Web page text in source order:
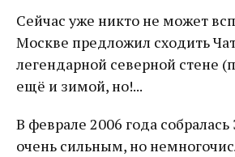
Сейчас уже никто не может
Москве предложил сходить
легендарной северной стене
ещё и зимой, но!...
В феврале 2006 года
очень сильным, но